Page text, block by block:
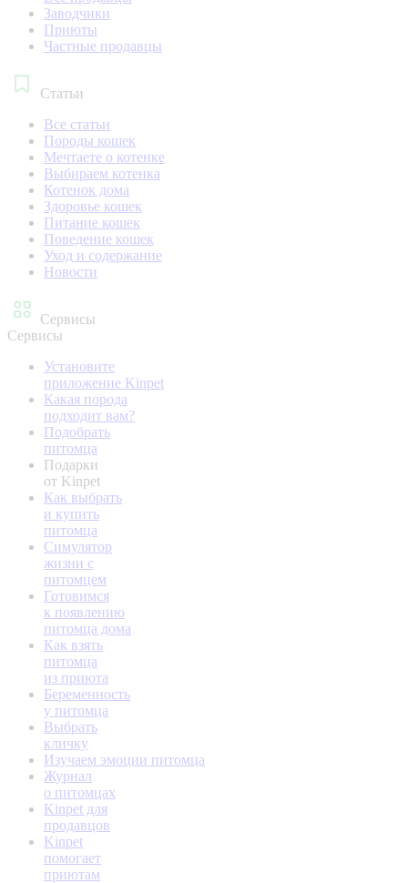
Заводчики
Приюты
Частные продавцы
Статьи
Все статьи
Породы кошек
Мечтаете о котенке
Выбираем котенка
Котенок дома
Здоровье кошек
Питание кошек
Поведение кошек
Уход и содержание
Новости
Сервисы
Сервисы
Установите
приложение Kinpet
Какая порода
подходит вам?
Подобрать
питомца
Подарки
от Kinpet
Как выбрать
и купить
питомца
Симулятор
жизни с
питомцем
Готовимся
к появлению
питомца дома
Как взять
питомца
из приюта
Беременность
у питомца
Выбрать
кличку
Изучаем эмоции питомца
Журнал
о питомцах
Kinpet для
продавцов
Kinpet
помогает
приютам